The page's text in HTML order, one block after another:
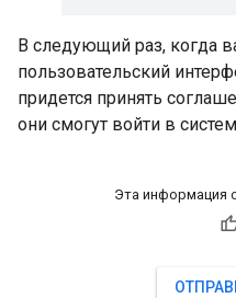
В следующий раз, когда
пользовательский
придется принять
они смогут войти в
Эта информация